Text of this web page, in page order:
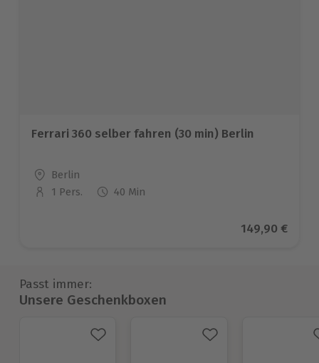
Ferrari 360 selber fahren (30 min) Berlin
Standort
Berlin
Anzahl der Teilnehmer
1 Pers. 40 Min
Aktueller
149,90 €
Passt immer:
Unsere Geschenkboxen